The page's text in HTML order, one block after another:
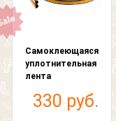
Самоклеющаяся
уплотнительная
лента
330 руб.